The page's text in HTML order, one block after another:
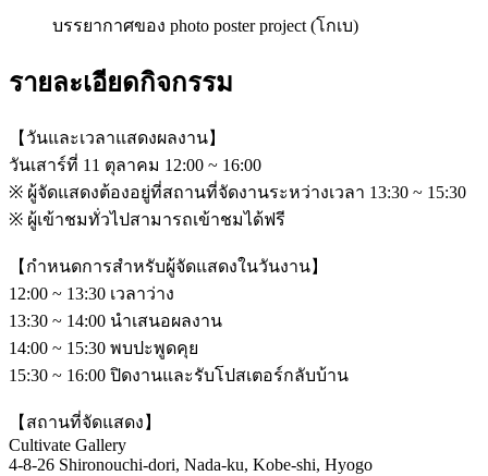
บรรยากาศของ photo poster project (โกเบ)
รายละเอียดกิจกรรม
【วันและเวลาแสดงผลงาน】
วันเสาร์ที่ 11 ตุลาคม 12:00 ~ 16:00
※ ผู้จัดแสดงต้องอยู่ที่สถานที่จัดงานระหว่างเวลา 13:30 ~ 15:30
※ ผู้เข้าชมทั่วไปสามารถเข้าชมได้ฟรี
【กำหนดการสำหรับผู้จัดแสดงในวันงาน】
12:00 ~ 13:30 เวลาว่าง
13:30 ~ 14:00 นำเสนอผลงาน
14:00 ~ 15:30 พบปะพูดคุย
15:30 ~ 16:00 ปิดงานและรับโปสเตอร์กลับบ้าน
【สถานที่จัดแสดง】
Cultivate Gallery
4-8-26 Shironouchi-dori, Nada-ku, Kobe-shi, Hyogo